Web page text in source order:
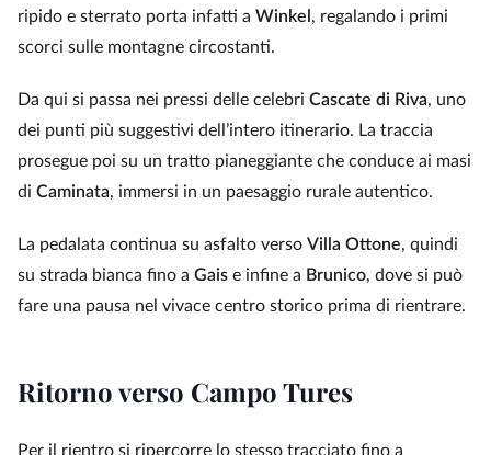
ripido e sterrato porta infatti a Winkel , regalando i primi
scorci sulle montagne circostanti.
Da qui si passa nei pressi delle celebri Cascate di Riva, uno
dei punti più suggestivi dell’intero itinerario. La traccia
prosegue poi su un tratto pianeggiante che conduce ai masi
di Caminata, immersi in un paesaggio rurale autentico.
La pedalata continua su asfalto verso Villa Ottone, quindi
su strada bianca fino a Gais e infine a Brunico, dove si può
fare una pausa nel vivace centro storico prima di rientrare.
Ritorno verso Campo Tures
Per il rientro si ripercorre lo stesso tracciato fino a